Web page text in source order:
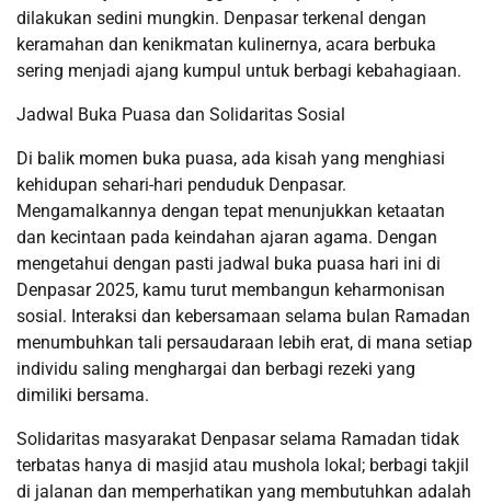
dilakukan sedini mungkin. Denpasar terkenal dengan
keramahan dan kenikmatan kulinernya, acara berbuka
sering menjadi ajang kumpul untuk berbagi kebahagiaan.
Jadwal Buka Puasa dan Solidaritas Sosial
Di balik momen buka puasa, ada kisah yang menghiasi
kehidupan sehari-hari penduduk Denpasar.
Mengamalkannya dengan tepat menunjukkan ketaatan
dan kecintaan pada keindahan ajaran agama. Dengan
mengetahui dengan pasti jadwal buka puasa hari ini di
Denpasar 2025, kamu turut membangun keharmonisan
sosial. Interaksi dan kebersamaan selama bulan Ramadan
menumbuhkan tali persaudaraan lebih erat, di mana setiap
individu saling menghargai dan berbagi rezeki yang
dimiliki bersama.
Solidaritas masyarakat Denpasar selama Ramadan tidak
terbatas hanya di masjid atau mushola lokal; berbagi takjil
di jalanan dan memperhatikan yang membutuhkan adalah